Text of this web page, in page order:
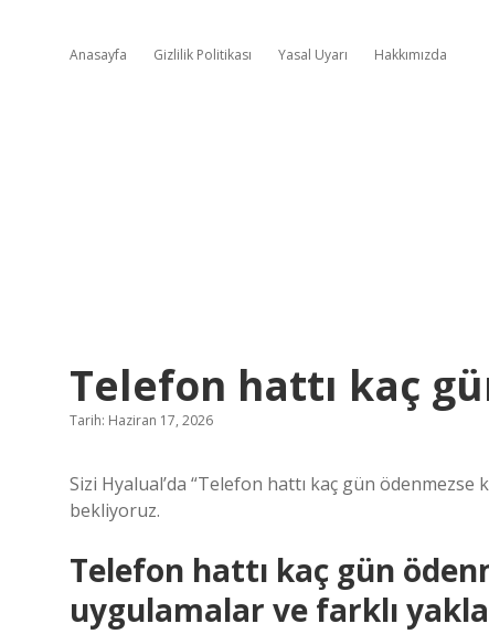
Anasayfa Gizlilik Politikası Yasal Uyarı Hakkımızda
Telefon hattı kaç
Tarih: Haziran 17, 2026
Sizi Hyalual’da “Telefon hattı kaç gün
bekliyoruz.
Telefon hattı kaç gün
uygulamalar ve farklı